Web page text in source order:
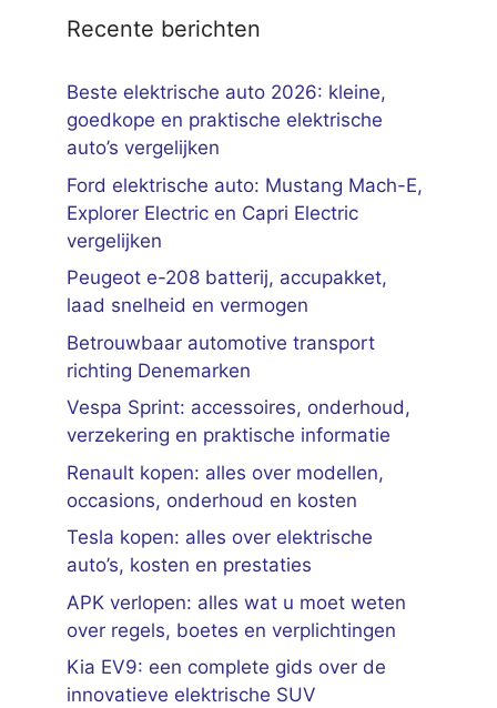
Recente berichten
Beste elektrische auto 2026: kleine,
goedkope en praktische elektrische
auto’s vergelijken
Ford elektrische auto: Mustang Mach-E,
Explorer Electric en Capri Electric
vergelijken
Peugeot e-208 batterij, accupakket,
laad snelheid en vermogen
Betrouwbaar automotive transport
richting Denemarken
Vespa Sprint: accessoires, onderhoud,
verzekering en praktische informatie
Renault kopen: alles over modellen,
occasions, onderhoud en kosten
Tesla kopen: alles over elektrische
auto’s, kosten en prestaties
APK verlopen: alles wat u moet weten
over regels, boetes en verplichtingen
Kia EV9: een complete gids over de
innovatieve elektrische SUV